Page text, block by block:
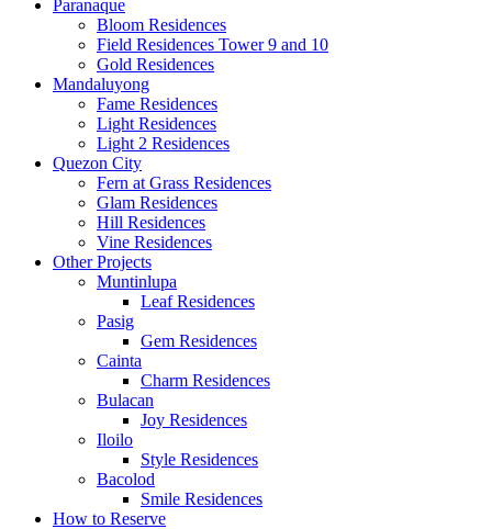
Paranaque
Bloom Residences
Field Residences Tower 9 and 10
Gold Residences
Mandaluyong
Fame Residences
Light Residences
Light 2 Residences
Quezon City
Fern at Grass Residences
Glam Residences
Hill Residences
Vine Residences
Other Projects
Muntinlupa
Leaf Residences
Pasig
Gem Residences
Cainta
Charm Residences
Bulacan
Joy Residences
Iloilo
Style Residences
Bacolod
Smile Residences
How to Reserve